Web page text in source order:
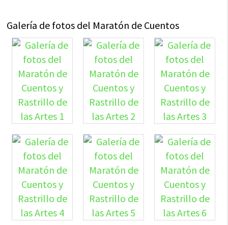
Galería de fotos del Maratón de Cuentos